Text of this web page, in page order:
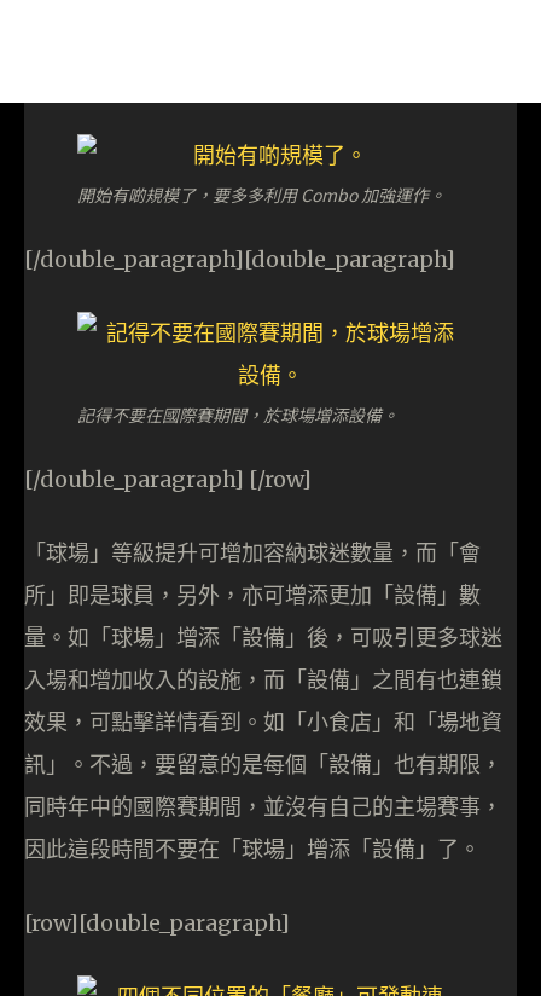
開始有啲規模了，要多多利用 Combo 加強運作。
[/double_paragraph][double_paragraph]
記得不要在國際賽期間，於球場增添設備。
[/double_paragraph] [/row]
「球場」等級提升可增加容納球迷數量，而「會
所」即是球員，另外，亦可增添更加「設備」數
量。如「球場」增添「設備」後，可吸引更多球迷
入場和增加收入的設施，而「設備」之間有也連鎖
效果，可點擊詳情看到。如「小食店」和「場地資
訊」。不過，要留意的是每個「設備」也有期限，
同時年中的國際賽期間，並沒有自己的主場賽事，
因此這段時間不要在「球場」增添「設備」了。
[row][double_paragraph]